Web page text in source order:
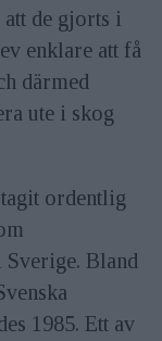
att de gjorts i
enklare att få
därmed
ute i skog
ordentlig
Bland
1985. Ett av